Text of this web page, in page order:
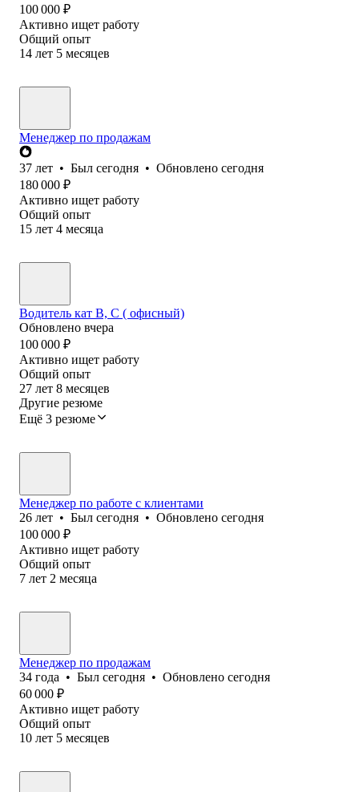
100 000 ₽
Активно ищет работу
Общий опыт
14 лет 5 месяцев
Менеджер по продажам
37 лет • Был сегодня • Обновлено сегодня
180 000 ₽
Активно ищет работу
Общий опыт
15 лет 4 месяца
Водитель кат В, С ( офисный)
Обновлено вчера
100 000 ₽
Активно ищет работу
Общий опыт
27 лет 8 месяцев
Другие резюме
Ещё 3 резюме
Менеджер по работе с клиентами
26 лет • Был сегодня • Обновлено сегодня
100 000 ₽
Активно ищет работу
Общий опыт
7 лет 2 месяца
Менеджер по продажам
34 года • Был сегодня • Обновлено сегодня
60 000 ₽
Активно ищет работу
Общий опыт
10 лет 5 месяцев